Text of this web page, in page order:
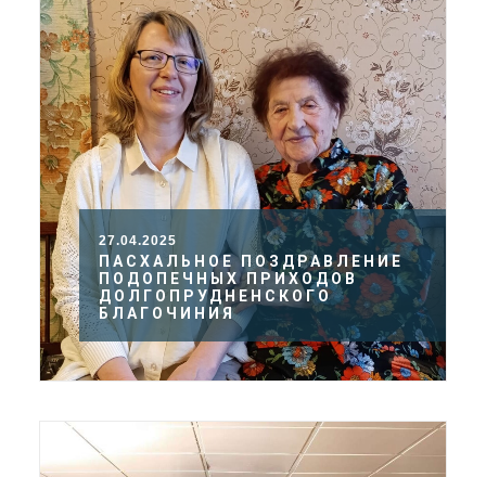
27.04.2025
ПАСХАЛЬНОЕ ПОЗДРАВЛЕНИЕ
ПОДОПЕЧНЫХ ПРИХОДОВ
ДОЛГОПРУДНЕНСКОГО
БЛАГОЧИНИЯ